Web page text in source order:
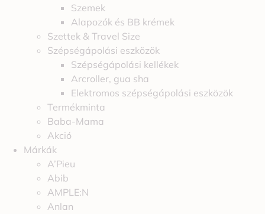
Szemek
Alapozók és BB krémek
Szettek & Travel Size
Szépségápolási eszközök
Szépségápolási kellékek
Arcroller, gua sha
Elektromos szépségápolási eszközök
Termékminta
Baba-Mama
Akció
Márkák
A’Pieu
Abib
AMPLE:N
Anlan